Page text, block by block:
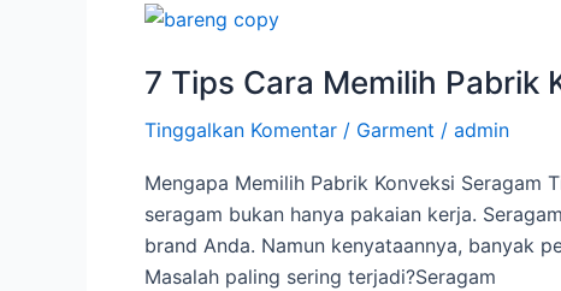
7 Tips Cara Memilih Pabrik
Tinggalkan Komentar / Garment / admin
Mengapa Memilih Pabrik Konveksi Seragam
seragam bukan hanya pakaian kerja.
brand Anda. Namun kenyataannya, banyak
Masalah paling sering terjadi?Seragam
7
Cara
Pabrik
Konveksi
Terbaik
untuk